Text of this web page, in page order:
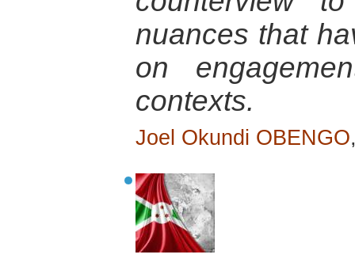
nuances that
on
contexts.
Joel Okundi OBENGO